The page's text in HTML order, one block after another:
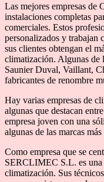
Las mejores empresas de
instalaciones completas
comerciales. Estos
personalizados y trabajan
sus clientes obtengan el
climatización. Algunas de
Saunier Duval, Vaillant,
fabricantes de renombre
Hay varias empresas de
algunas que destacan
empresa joven con una
algunas de las marcas
Como empresa que se
SERCLIMEC S.L. es una
climatización. Sus